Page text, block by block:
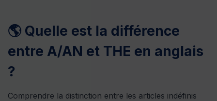
🌎 Quelle est la différence
entre A/AN et THE en anglais
?
Comprendre la distinction entre les articles indéfinis